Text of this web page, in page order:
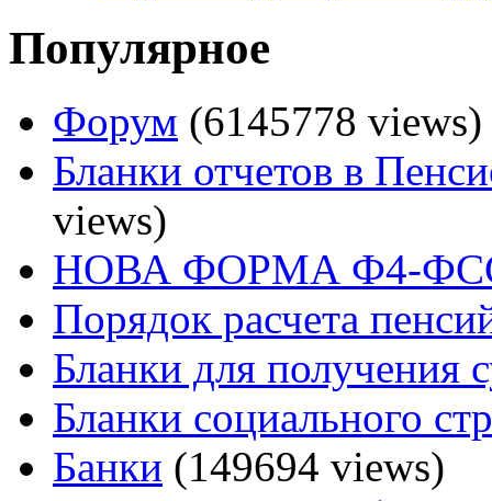
Популярное
Форум (6145778 views)
Бланки отчетов в
views)
НОВА ФОРМА Ф4-
Порядок расчета
Бланки для получения
Бланки социального
Банки (149694 views)